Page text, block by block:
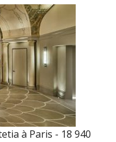
à Paris - 18 940